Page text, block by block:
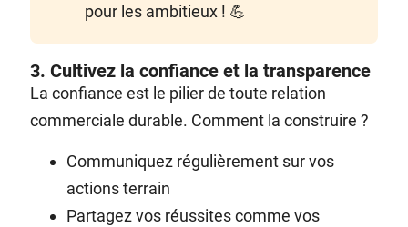
pour les ambitieux ! 💪
3. Cultivez la confiance et la transparence
La confiance est le pilier de toute relation
commerciale durable. Comment la construire ?
Communiquez régulièrement sur vos
actions terrain
Partagez vos réussites comme vos